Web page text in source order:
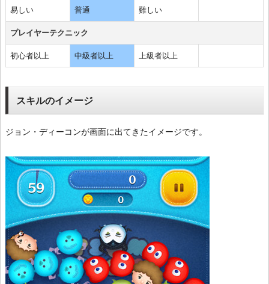
易しい 普通 難しい
プレイヤーテクニック
初心者以上 中級者以上 上級者以上
スキルのイメージ
ジョン・ディーコンが画面に出てきたイメージです。